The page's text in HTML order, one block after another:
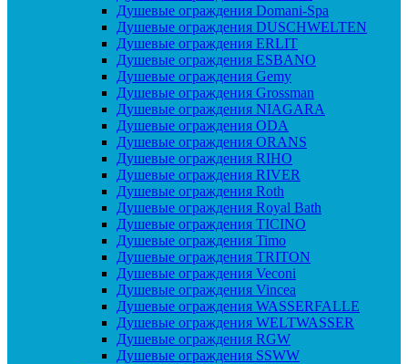
Душевые ограждения Domani-Spa
Душевые ограждения DUSCHWELTEN
Душевые ограждения ERLIT
Душевые ограждения ESBANO
Душевые ограждения Gemy
Душевые ограждения Grossman
Душевые ограждения NIAGARA
Душевые ограждения ODA
Душевые ограждения ORANS
Душевые ограждения RIHO
Душевые ограждения RIVER
Душевые ограждения Roth
Душевые ограждения Royal Bath
Душевые ограждения TICINO
Душевые ограждения Timo
Душевые ограждения TRITON
Душевые ограждения Veconi
Душевые ограждения Vincea
Душевые ограждения WASSERFALLE
Душевые ограждения WELTWASSER
Душевые ограждения RGW
Душевые ограждения SSWW